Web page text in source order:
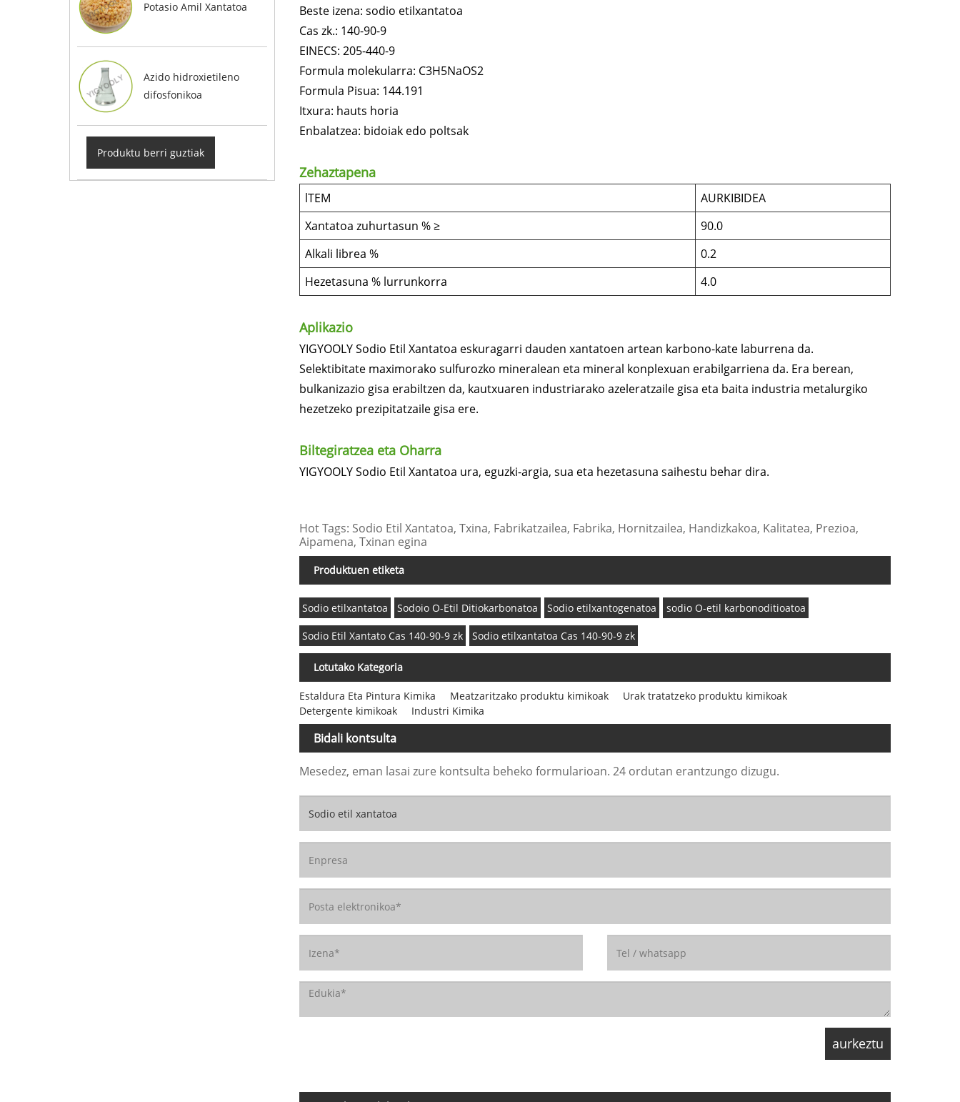
Potasio Amil Xantatoa
Azido hidroxietileno
difosfonikoa
Produktu berri guztiak
Beste izena: sodio etilxantatoa
Cas zk.: 140-90-9
EINECS: 205-440-9
Formula molekularra: C3H5NaOS2
Formula Pisua: 144.191
Itxura: hauts horia
Enbalatzea: bidoiak edo poltsak
Zehaztapena
lTEM
AURKIBIDEA
Xantatoa zuhurtasun % ≥
90.0
Alkali librea %
0.2
Hezetasuna % lurrunkorra
4.0
Aplikazio
YIGYOOLY Sodio Etil Xantatoa eskuragarri dauden xantatoen artean karbono-kate laburrena da.
Selektibitate maximorako sulfurozko mineralean eta mineral konplexuan erabilgarriena da. Era berean,
bulkanizazio gisa erabiltzen da, kautxuaren industriarako azeleratzaile gisa eta baita industria metalurgiko
hezetzeko prezipitatzaile gisa ere.
Biltegiratzea eta Oharra
YIGYOOLY Sodio Etil Xantatoa ura, eguzki-argia, sua eta hezetasuna saihestu behar dira.
Hot Tags: Sodio Etil Xantatoa, Txina, Fabrikatzailea, Fabrika, Hornitzailea, Handizkakoa, Kalitatea, Prezioa,
Aipamena, Txinan egina
Produktuen etiketa
Sodio etilxantatoa Sodoio O-Etil Ditiokarbonatoa Sodio etilxantogenatoa sodio O-etil karbonoditioatoa
Sodio Etil Xantato Cas 140-90-9 zk Sodio etilxantatoa Cas 140-90-9 zk
Lotutako Kategoria
Estaldura Eta Pintura Kimika Meatzaritzako produktu kimikoak
Urak tratatzeko produktu kimikoak
Detergente kimikoak
Industri Kimika
Bidali kontsulta
Mesedez, eman lasai zure kontsulta beheko formularioan. 24 ordutan erantzungo dizugu.